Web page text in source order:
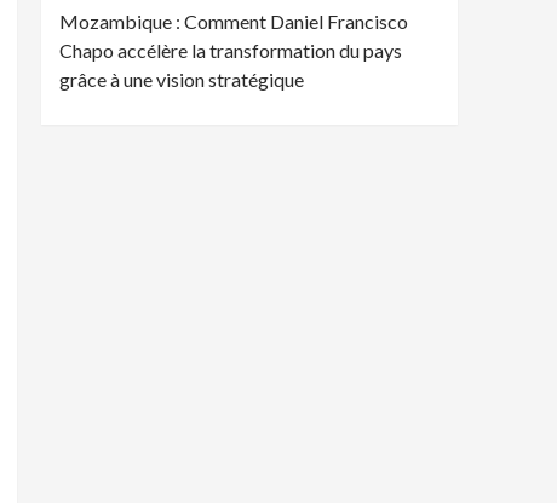
Mozambique : Comment Daniel Francisco
Chapo accélère la transformation du pays
grâce à une vision stratégique